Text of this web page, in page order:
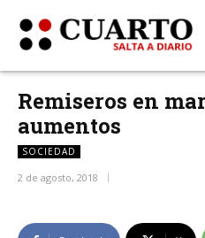
Remiseros en
aumentos
SOCIEDAD
2 de agosto, 2018